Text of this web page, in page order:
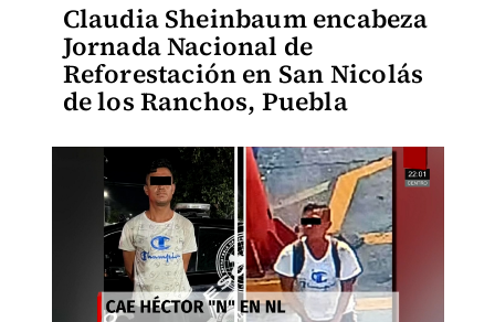
Claudia Sheinbaum encabeza
Jornada Nacional de
Reforestación en San Nicolás
de los Ranchos, Puebla